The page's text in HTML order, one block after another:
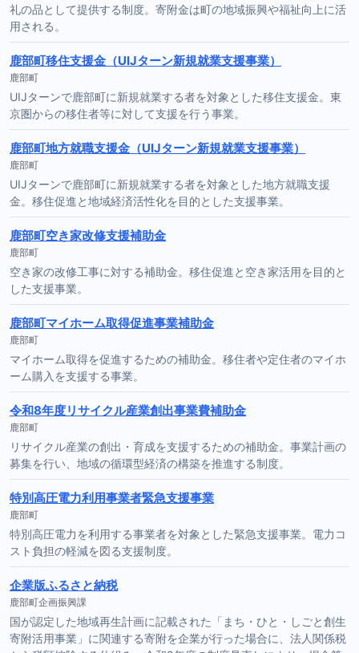
礼の品として提供する制度。寄附金は町の地域振興や福祉向上に活
用される。
鹿部町移住支援金（UIJターン新規就業支援事業）
鹿部町
UIJターンで鹿部町に新規就業する者を対象とした移住支援金。東
京圏からの移住者等に対して支援を行う事業。
鹿部町地方就職支援金（UIJターン新規就業支援事業）
鹿部町
UIJターンで鹿部町に新規就業する者を対象とした地方就職支援
金。移住促進と地域経済活性化を目的とした支援事業。
鹿部町空き家改修支援補助金
鹿部町
空き家の改修工事に対する補助金。移住促進と空き家活用を目的と
した支援事業。
鹿部町マイホーム取得促進事業補助金
鹿部町
マイホーム取得を促進するための補助金。移住者や定住者のマイホ
ーム購入を支援する事業。
令和8年度リサイクル産業創出事業費補助金
鹿部町
リサイクル産業の創出・育成を支援するための補助金。事業計画の
募集を行い、地域の循環型経済の構築を推進する制度。
特別高圧電力利用事業者緊急支援事業
鹿部町
特別高圧電力を利用する事業者を対象とした緊急支援事業。電力コ
スト負担の軽減を図る支援制度。
企業版ふるさと納税
鹿部町企画振興課
国が認定した地域再生計画に記載された「まち・ひと・しごと創生
寄附活用事業」に関連する寄附を企業が行った場合に、法人関係税